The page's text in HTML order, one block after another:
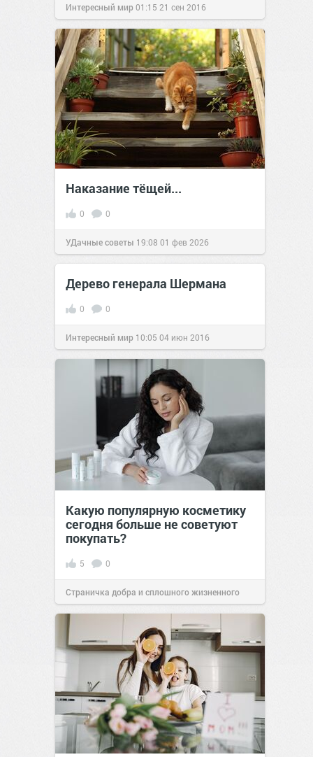
Интересный мир01:15 21 сен 2016
Наказание тёщей...
0 0
УДачные советы 19:08 01 фев 2026
Дерево генерала Шермана
0 0
Интересный мир 10:05 04 июн 2016
Какую популярную косметику
сегодня больше не советуют
покупать?
5 0
Страничка добра и сплошного жизненного
позитива!06:3816 июл 2026